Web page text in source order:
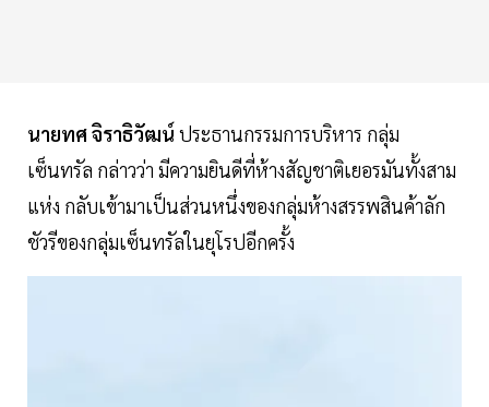
นายทศ จิราธิวัฒน์ ประธานกรรมการบริหาร กลุ่ม
เซ็นทรัล กล่าวว่า มีความยินดีที่ห้างสัญชาติเยอรมันทั้งสาม
แห่ง กลับเข้ามาเป็นส่วนหนึ่งของกลุ่มห้างสรรพสินค้าลัก
ชัวรีของกลุ่มเซ็นทรัลในยุโรปอีกครั้ง